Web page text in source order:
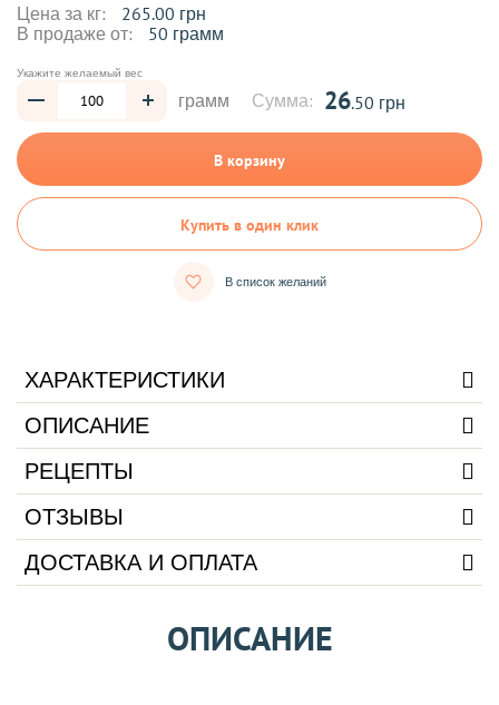
Цена за кг:
265.00 грн
В продаже от:
50 грамм
Укажите желаемый вес
грамм Сумма: 26.50 грн
В корзину
Купить в один клик
В список желаний
ХАРАКТЕРИСТИКИ
ОПИСАНИЕ
РЕЦЕПТЫ
ОТЗЫВЫ
ДОСТАВКА И ОПЛАТА
ОПИСАНИЕ